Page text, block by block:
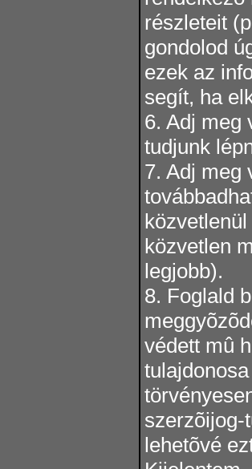
részleteit
gondolod
ezek az
segít, ha
6. Adj meg
tudjunk
7. Adj meg
közvetlen
legjobb).
8. Foglald
védett mû
szerzõijog-
lehetõvé